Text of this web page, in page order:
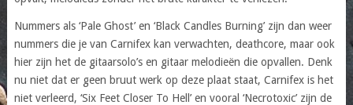
Nummers als ‘Pale Ghost’ en ‘Black Candles Burning’ zijn dan weer
nummers die je van Carnifex kan verwachten, deathcore, maar ook
hier zijn het de gitaarsolo’s en gitaar melodieën die opvallen. Denk
nu niet dat er geen bruut werk op deze plaat staat, Carnifex is het
niet verleerd, ‘Six Feet Closer To Hell’ en vooral ‘Necrotoxic’ zijn de